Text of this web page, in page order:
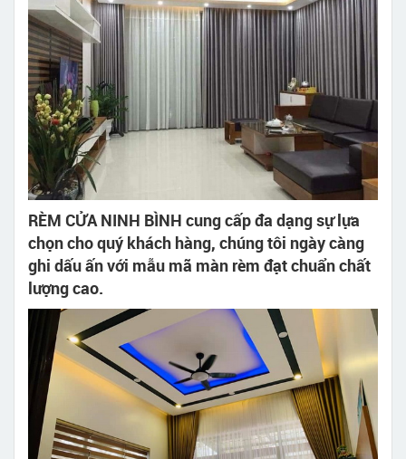
RÈM CỬA NINH BÌNH cung cấp đa dạng sự lựa
chọn cho quý khách hàng, chúng tôi ngày càng
ghi dấu ấn với mẫu mã màn rèm đạt chuẩn chất
lượng cao.